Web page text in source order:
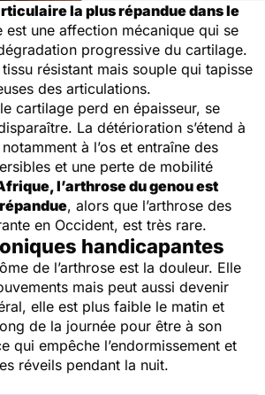
la plus répandue dans le
est une affection mécanique qui se
progressive du cartilage.
résistant mais souple qui tapisse
des articulations.
cartilage perd en épaisseur, se
La détérioration s’étend à
à l’os et entraîne des
et une perte de mobilité
l’arthrose du genou est
, alors que l’arthrose des
en Occident, est très rare.
handicapantes
de l’arthrose est la douleur. Elle
mais peut aussi devenir
elle est plus faible le matin et
de la journée pour être à son
qui empêche l’endormissement et
réveils pendant la nuit.